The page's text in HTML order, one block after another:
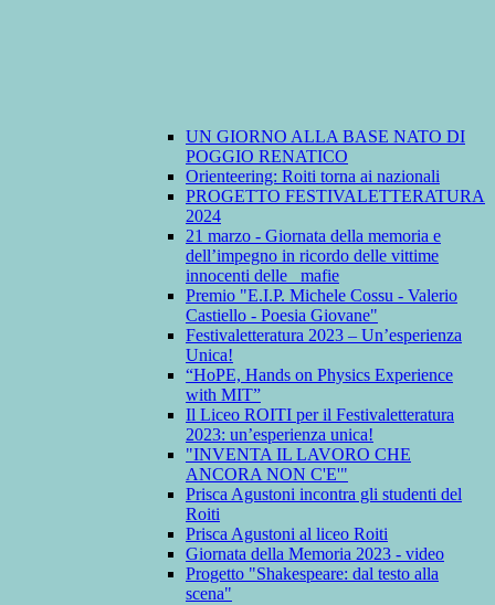
UN GIORNO ALLA BASE NATO DI
POGGIO RENATICO
Orienteering: Roiti torna ai nazionali
PROGETTO FESTIVALETTERATURA
2024
21 marzo - Giornata della memoria e
dell’impegno in ricordo delle vittime
innocenti delle mafie
Premio "E.I.P. Michele Cossu - Valerio
Castiello - Poesia Giovane"
Festivaletteratura 2023 – Un’esperienza
Unica!
“HoPE, Hands on Physics Experience
with MIT”
Il Liceo ROITI per il Festivaletteratura
2023: un’esperienza unica!
"INVENTA IL LAVORO CHE
ANCORA NON C'E'"
Prisca Agustoni incontra gli studenti del
Roiti
Prisca Agustoni al liceo Roiti
Giornata della Memoria 2023 - video
Progetto "Shakespeare: dal testo alla
scena"